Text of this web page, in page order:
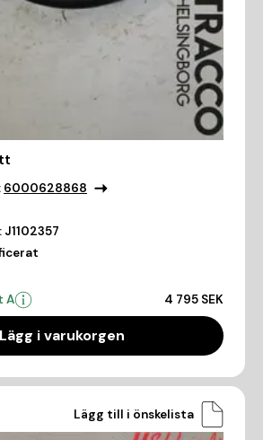
6000628868
J1102357
A 4 795 SEK
Lägg i varukorgen
Lägg till i önskelista